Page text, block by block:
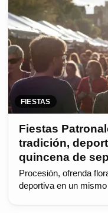
FIESTAS
Fiestas
tradición,
quincena de
Procesión, ofrenda
deportiva en un